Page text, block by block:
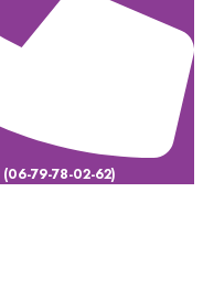
(06-79-78-02-62)